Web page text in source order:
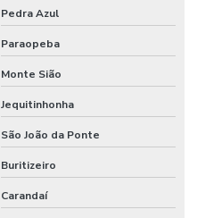
Pedra Azul
Paraopeba
Monte Sião
Jequitinhonha
São João da Ponte
Buritizeiro
Carandaí